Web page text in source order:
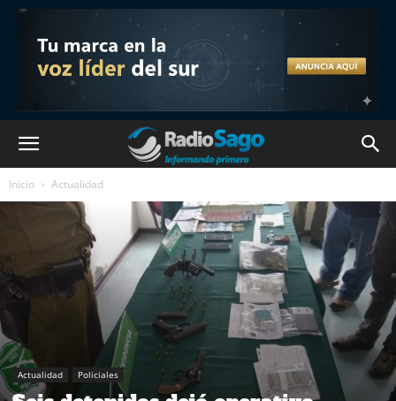
Inicio Actualidad
Actualidad Policiales